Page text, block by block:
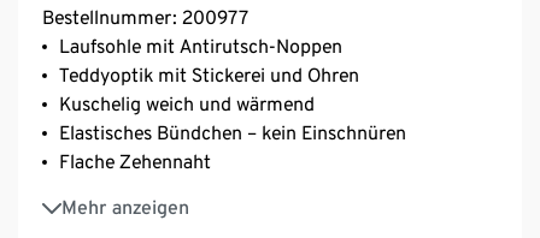
Bestellnummer: 200977
Laufsohle mit Antirutsch-Noppen
Teddyoptik mit Stickerei und Ohren
Kuschelig weich und wärmend
Elastisches Bündchen – kein Einschnüren
Flache Zehennaht
Mehr anzeigen
Verstärkte Spitze und Ferse
Mit Elasthan: formbeständig, perfekter Sitz, hoher